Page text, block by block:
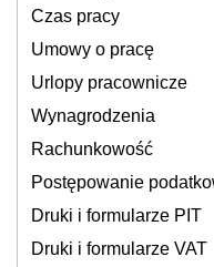
Czas pracy
Umowy o pracę
Urlopy pracownicze
Wynagrodzenia
Rachunkowość
Postępowanie
Druki i formularze PIT
Druki i formularze VAT